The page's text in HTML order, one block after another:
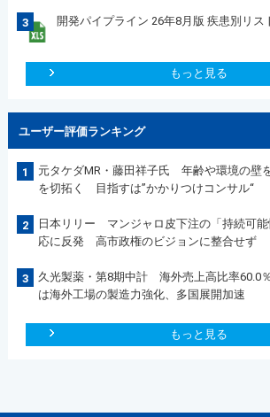
3 開発パイプライン 26年8月版 疾患別リス
もっと見る
ユーザー評価ランキング
1
元タケダMR・藤田祥子氏 年齢や環境の壁
を切拓く 目指すは”かかりつけコンサル“
2
日本リリー マンジャロ皮下注の「持続可能
応に反発 高市政権のビジョンに整合せず
3
久光製薬・第8期中計 海外売上高比率60.0
は海外工場の製造力強化、多国展開加速
もっと見る